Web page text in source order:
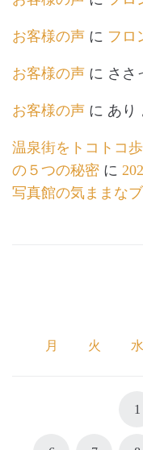
お客様の声 に フロ
お客様の声 に ささ
お客様の声 に あり
温泉街をトコトコ
の５つの秘密 に
写真館の気ままな
月 火 水
1